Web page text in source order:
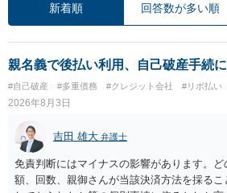
新着順 回答数が多い順
親名義で後払い利用、自己破産手続
#自己破産 #多重債務 #クレジット会社 #リボ払い
2026年8月3日
吉田 雄大 弁護士
免責判断にはマイナスの影響があります。
額、回数、親御さんが当該決済方法を採る